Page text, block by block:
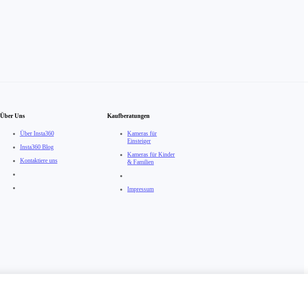
Über Uns
Über Insta360
Insta360 Blog
Kontaktiere uns
Kaufberatungen
Kameras für
Einsteiger
Kameras für Kinder
& Familien
Impressum